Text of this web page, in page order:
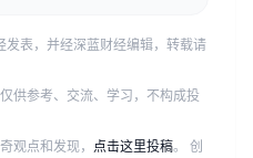
发表，并经深蓝财经编辑，转载请
供参考、交流、学习，不构成投
观点和发现， 点击这里投稿。 创